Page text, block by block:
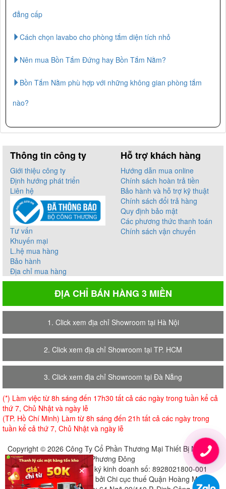
đẳng cấp
Cách chọn lavabo cho phòng tắm diện tích nhỏ
Nên mua Bồn Tắm Đứng hay Bồn Tắm Nằm?
Bồn Tắm Nằm phù hợp với những không gian phòng tắm
nào?
Thông tin công ty
Giới thiệu công ty
Định hướng phát triển
Liên hệ
Tư vấn
Khuyến mại
L.hệ mua hàng
Bảo hành
Địa chỉ mua hàng
Hỗ trợ khách hàng
Hướng dẫn mua online
Chính sách hoàn trả tiền
Bảo hành và hỗ trợ kỹ thuật
Chính sách đổi trả hàng
Quy định bảo mật
Các phương thức thanh toán
Chính sách vận chuyển
ĐỊA CHỈ BÁN HÀNG 3 MIỀN
1. Click xem địa chỉ Showroom tại Hà Nội
2. Click xem địa chỉ Showroom tại TP. HCM
3. Click xem địa chỉ Showroom tại Đà Nẵng
(*) Làm việc từ 8h sáng đến 17h30 tất cả các ngày trong tuần kể cả
thứ 7, Chủ Nhật và ngày lễ
(TP. Hồ Chí Minh) Làm từ 8h sáng đến 21h tất cả các ngày trong
tuần kể cả thứ 7, Chủ Nhật và ngày lễ
Copyright © 2026 Công Ty Cổ Phần Thương Mại Thiết Bị Nội Thất
Phương Đông
Giấy chứng nhận đăng ký kinh doanh số: 8928021800-001
Cấp ngày 18-07-2018 bởi Chi cục thuế Quận Hoàng Mai
×